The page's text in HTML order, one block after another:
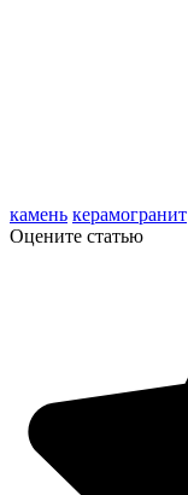
камень керамогранит
Оцените статью